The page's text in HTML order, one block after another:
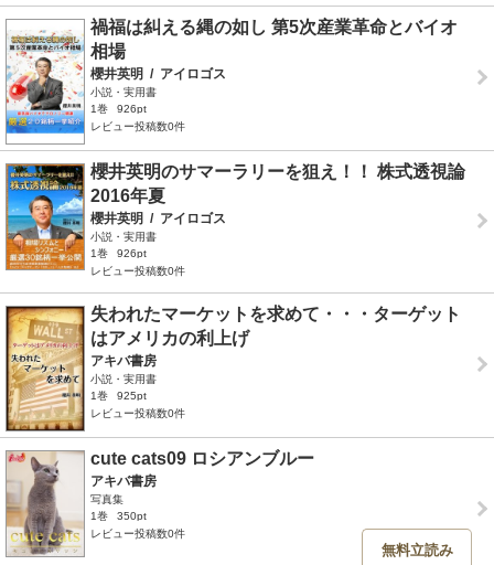
禍福は糾える縄の如し 第5次産業革命とバイオ
相場
櫻井英明 / アイロゴス
小説・実用書
1巻
926pt
レビュー投稿数0件
櫻井英明のサマーラリーを狙え！！ 株式透視論
2016年夏
櫻井英明 / アイロゴス
小説・実用書
1巻
926pt
レビュー投稿数0件
失われたマーケットを求めて・・・ターゲット
はアメリカの利上げ
アキバ書房
小説・実用書
1巻
925pt
レビュー投稿数0件
cute cats09 ロシアンブルー
アキバ書房
写真集
1巻
350pt
レビュー投稿数0件
無料立読み